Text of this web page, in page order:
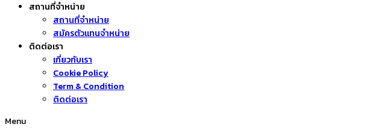
สถานที่จำหน่าย
สถานที่จำหน่าย
สมัครตัวแทนจำหน่าย
ติดต่อเรา
เกี่ยวกับเรา
Cookie Policy
Term & Condition
ติดต่อเรา
Menu